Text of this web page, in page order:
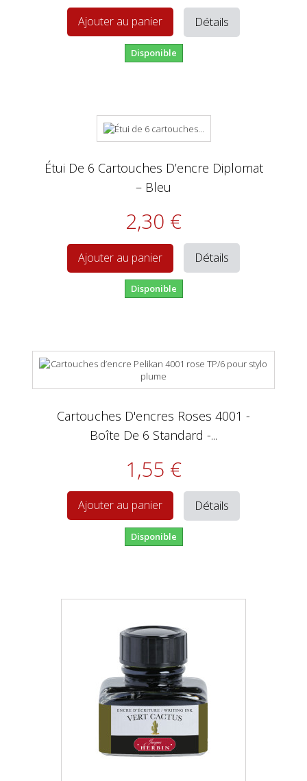
Ajouter au panier Détails
Disponible
Étui De 6 Cartouches D’encre Diplomat
– Bleu
2,30 €
Ajouter au panier Détails
Disponible
Cartouches D'encres Roses 4001 -
Boîte De 6 Standard -...
1,55 €
Ajouter au panier Détails
Disponible